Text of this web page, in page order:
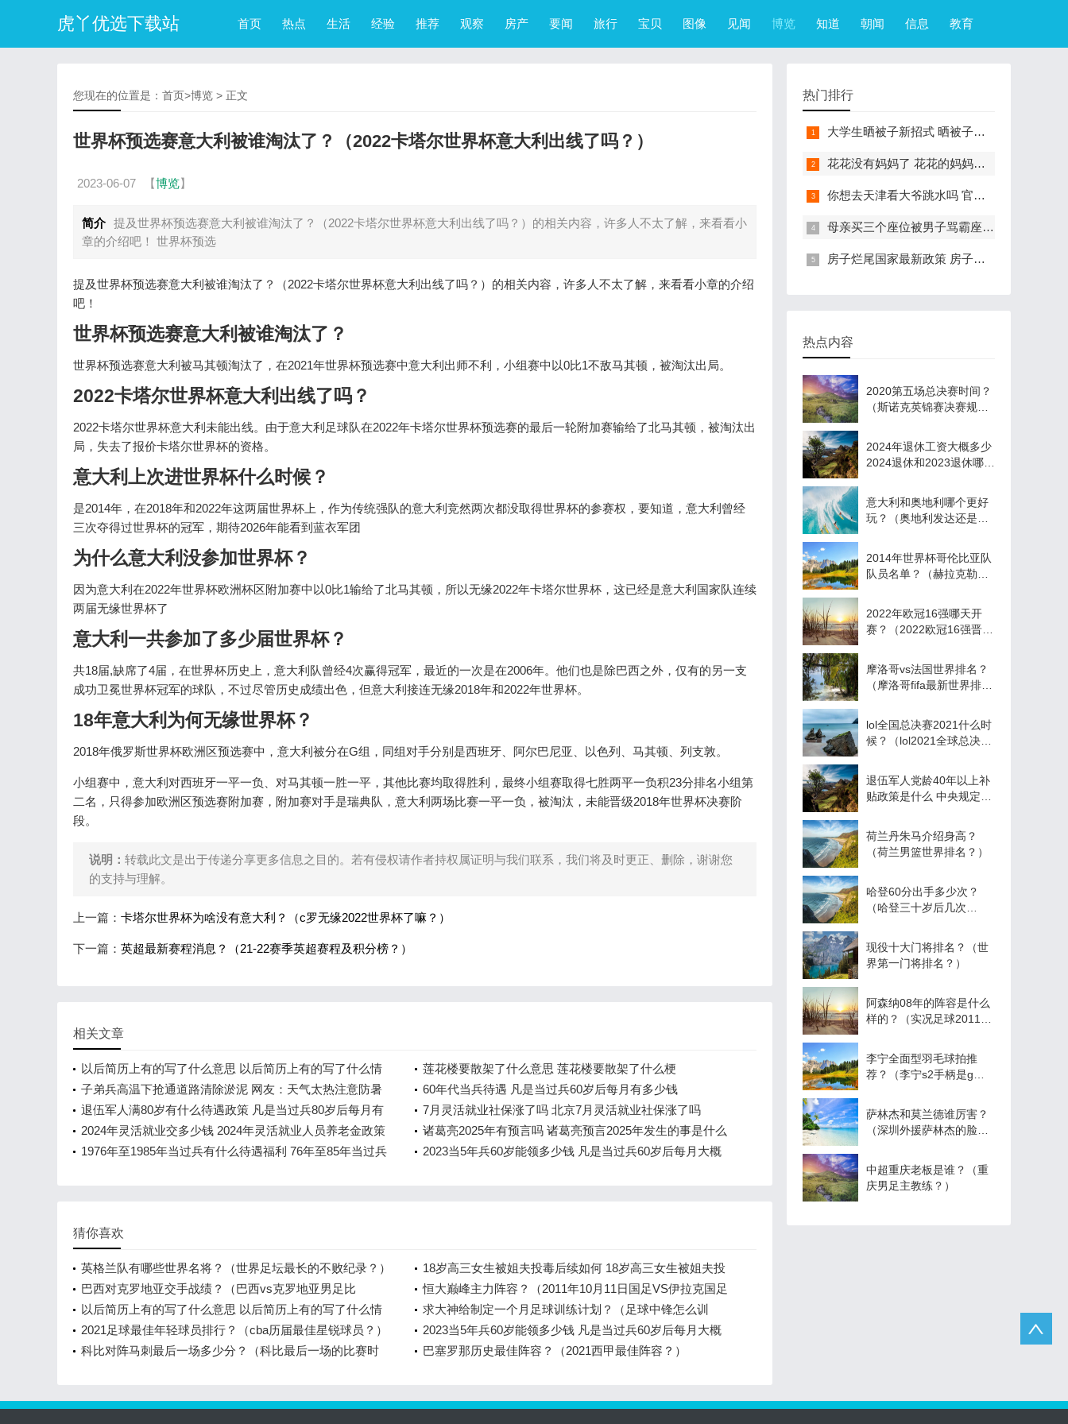
虎丫优选下载站 首页 热点 生活 经验 推荐 观察 房产 要闻 旅行 宝贝 图像 见闻 博览 知道 朝闻 信息 教育
您现在的位置是： 首页>博览 > 正文
世界杯预选赛意大利被谁淘汰了？（2022卡塔尔世界杯意大利出线了吗？）
2023-06-07 【博览】
简介 提及世界杯预选赛意大利被谁淘汰了？（2022卡塔尔世界杯意大利出线了吗？）的相关内容，许多人不太了解，来看看小
章的介绍吧！ 世界杯预选
提及世界杯预选赛意大利被谁淘汰了？（2022卡塔尔世界杯意大利出线了吗？）的相关内容，许多人不太了解，来看看小章的介绍
吧！
世界杯预选赛意大利被谁淘汰了？
世界杯预选赛意大利被马其顿淘汰了，在2021年世界杯预选赛中意大利出师不利，小组赛中以0比1不敌马其顿，被淘汰出局。
2022卡塔尔世界杯意大利出线了吗？
2022卡塔尔世界杯意大利未能出线。由于意大利足球队在2022年卡塔尔世界杯预选赛的最后一轮附加赛输给了北马其顿，被淘汰出
局，失去了报价卡塔尔世界杯的资格。
意大利上次进世界杯什么时候？
是2014年，在2018年和2022年这两届世界杯上，作为传统强队的意大利竞然两次都没取得世界杯的参赛权，要知道，意大利曾经
三次夺得过世界杯的冠军，期待2026年能看到蓝衣军团
为什么意大利没参加世界杯？
因为意大利在2022年世界杯欧洲杯区附加赛中以0比1输给了北马其顿，所以无缘2022年卡塔尔世界杯，这已经是意大利国家队连续
两届无缘世界杯了
意大利一共参加了多少届世界杯？
共18届,缺席了4届，在世界杯历史上，意大利队曾经4次赢得冠军，最近的一次是在2006年。他们也是除巴西之外，仅有的另一支
成功卫冕世界杯冠军的球队，不过尽管历史成绩出色，但意大利接连无缘2018年和2022年世界杯。
18年意大利为何无缘世界杯？
2018年俄罗斯世界杯欧洲区预选赛中，意大利被分在G组，同组对手分别是西班牙、阿尔巴尼亚、以色列、马其顿、列支敦。
小组赛中，意大利对西班牙一平一负、对马其顿一胜一平，其他比赛均取得胜利，最终小组赛取得七胜两平一负积23分排名小组第
二名，只得参加欧洲区预选赛附加赛，附加赛对手是瑞典队，意大利两场比赛一平一负，被淘汰，未能晋级2018年世界杯决赛阶
段。
说明： 转载此文是出于传递分享更多信息之目的。若有侵权请作者持权属证明与我们联系，我们将及时更正、删除，谢谢您
的支持与理解。
上一篇： 卡塔尔世界杯为啥没有意大利？（c罗无缘2022世界杯了嘛？）
下一篇： 英超最新赛程消息？（21-22赛季英超赛程及积分榜？）
相关文章
以后简历上有的写了什么意思 以后简历上有的写了什么情
况
莲花楼要散架了什么意思 莲花楼要散架了什么梗
子弟兵高温下抢通道路清除淤泥 网友：天气太热注意防暑
也注意安全
60年代当兵待遇 凡是当过兵60岁后每月有多少钱
退伍军人满80岁有什么待遇政策 凡是当过兵80岁后每月有
多少钱
7月灵活就业社保涨了吗 北京7月灵活就业社保涨了吗
2024年灵活就业交多少钱 2024年灵活就业人员养老金政策
是什么
诸葛亮2025年有预言吗 诸葛亮预言2025年发生的事是什么
1976年至1985年当过兵有什么待遇福利 76年至85年当过兵
2023当5年兵60岁能领多少钱 凡是当过兵60岁后每月大概
猜你喜欢
英格兰队有哪些世界名将？（世界足坛最长的不败纪录？）
18岁高三女生被姐夫投毒后续如何 18岁高三女生被姐夫投
毒案件始末回顾
巴西对克罗地亚交手战绩？（巴西vs克罗地亚男足比
分？）
恒大巅峰主力阵容？（2011年10月11日国足VS伊拉克国足
队长是谁？）
以后简历上有的写了什么意思 以后简历上有的写了什么情
况
求大神给制定一个月足球训练计划？（足球中锋怎么训
练？）
2021足球最佳年轻球员排行？（cba历届最佳星锐球员？）
2023当5年兵60岁能领多少钱 凡是当过兵60岁后每月大概
有多少钱
科比对阵马刺最后一场多少分？（科比最后一场的比赛时
巴塞罗那历史最佳阵容？（2021西甲最佳阵容？）
热门排行
大学生晒被子新招式 晒被子新花样实在太机智
花花没有妈妈了 花花的妈妈是哪只大熊猫
你想去天津看大爷跳水吗 官方回应天津大爷跳水成打卡点
母亲买三个座位被男子骂霸座 女子买3个座位被无座大爷骂哭怎么回事
房子烂尾国家最新政策 房子烂尾了该找哪个部门解决?
热点内容
2020第五场总决赛时间？
（斯诺克英锦赛决赛规
2024年退休工资大概多少
2024退休和2023退休哪个
意大利和奥地利哪个更好
玩？（奥地利发达还是意
2014年世界杯哥伦比亚队
队员名单？（赫拉克勒斯
2022年欧冠16强哪天开
赛？（2022欧冠16强晋级
摩洛哥vs法国世界排名？
（摩洛哥fifa最新世界排
lol全国总决赛2021什么时
候？（lol2021全球总决赛
退伍军人党龄40年以上补
贴政策是什么 中央规定40
荷兰丹朱马介绍身高？
（荷兰男篮世界排名？）
哈登60分出手多少次？
（哈登三十岁后几次
现役十大门将排名？（世
界第一门将排名？）
阿森纳08年的阵容是什么
样的？（实况足球2011妖
李宁全面型羽毛球拍推
荐？（李宁s2手柄是g
萨林杰和莫兰德谁厉害？
（深圳外援萨林杰的脸罩
中超重庆老板是谁？（重
庆男足主教练？）